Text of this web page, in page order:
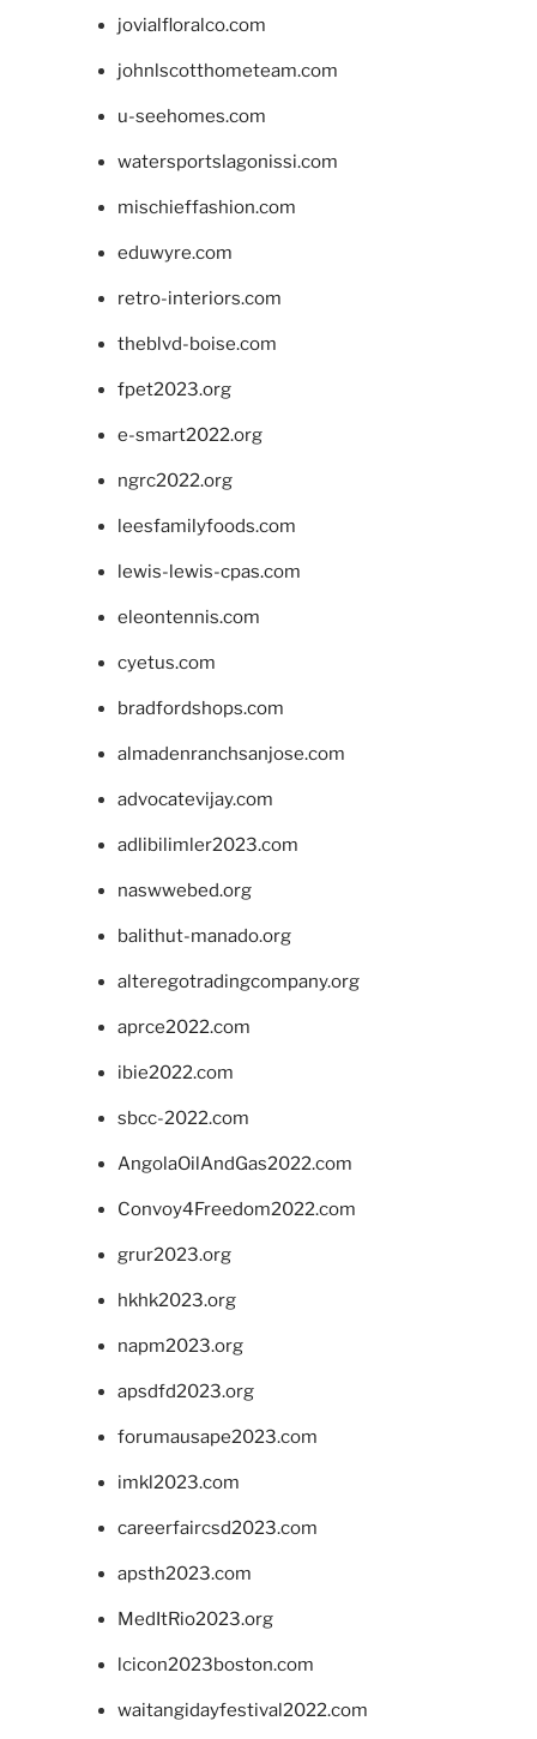
jovialfloralco.com
johnlscotthometeam.com
u-seehomes.com
watersportslagonissi.com
mischieffashion.com
eduwyre.com
retro-interiors.com
theblvd-boise.com
fpet2023.org
e-smart2022.org
ngrc2022.org
leesfamilyfoods.com
lewis-lewis-cpas.com
eleontennis.com
cyetus.com
bradfordshops.com
almadenranchsanjose.com
advocatevijay.com
adlibilimler2023.com
naswwebed.org
balithut-manado.org
alteregotradingcompany.org
aprce2022.com
ibie2022.com
sbcc-2022.com
AngolaOilAndGas2022.com
Convoy4Freedom2022.com
grur2023.org
hkhk2023.org
napm2023.org
apsdfd2023.org
forumausape2023.com
imkl2023.com
careerfaircsd2023.com
apsth2023.com
MedItRio2023.org
lcicon2023boston.com
waitangidayfestival2022.com